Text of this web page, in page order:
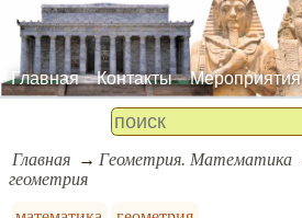
Главная Контакты Мероприятия
Главная Геометрия. Математика
геометрия